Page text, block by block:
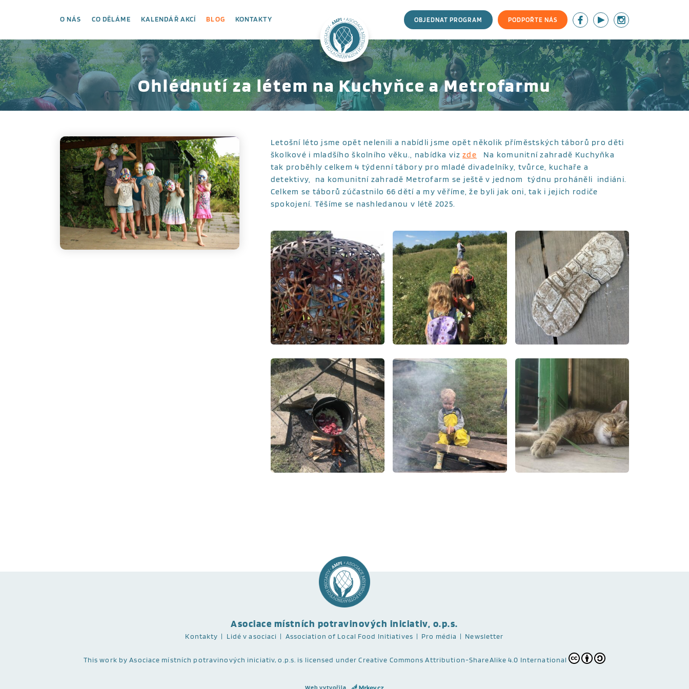
O NÁS CO DĚLÁME KALENDÁŘ AKCÍ BLOG KONTAKTY OBJEDNAT PROGRAM PODPOŘTE NÁS
Ohlédnutí za létem na Kuchyňce a Metrofarmu
Letošní léto jsme opět nelenili a nabídli jsme opět několik příměstských táborů pro děti
školkové i mladšího školního věku., nabídka vizzde Na komunitní zahradě Kuchyňka
tak proběhly celkem 4 týdenní tábory pro mladé divadelníky, tvůrce, kuchaře a
detektivy, na komunitní zahradě Metrofarm se ještě v jednom týdnu proháněli indiáni.
Celkem se táborů zúčastnilo 66 dětí a my věříme, že byli jak oni, tak i jejich rodiče
spokojení. Těšíme se nashledanou v létě 2025.
Asociace místních potravinových iniciativ, o.p.s.
Kontakty Lidé v asociaci Association of Local Food Initiatives Pro média Newsletter
This work by Asociace místních potravinových iniciativ, o.p.s. is licensed underCreative Commons Attribution-ShareAlike 4.0 International
Web vytvořila